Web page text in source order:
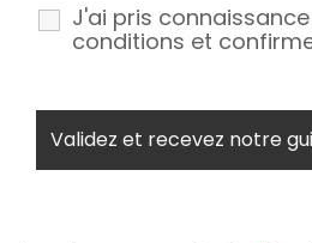
J'ai pris
conditions et